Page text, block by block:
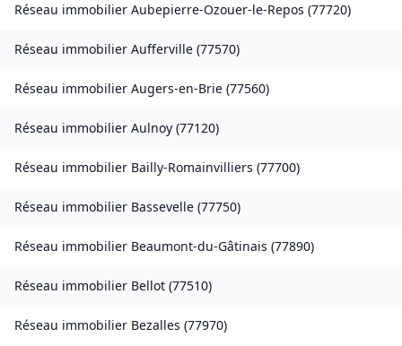
Réseau immobilier Aubepierre-Ozouer-le-Repos (77720)
Réseau immobilier Aufferville (77570)
Réseau immobilier Augers-en-Brie (77560)
Réseau immobilier Aulnoy (77120)
Réseau immobilier Bailly-Romainvilliers (77700)
Réseau immobilier Bassevelle (77750)
Réseau immobilier Beaumont-du-Gâtinais (77890)
Réseau immobilier Bellot (77510)
Réseau immobilier Bezalles (77970)